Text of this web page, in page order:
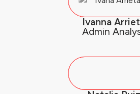
Ivanna
Admin